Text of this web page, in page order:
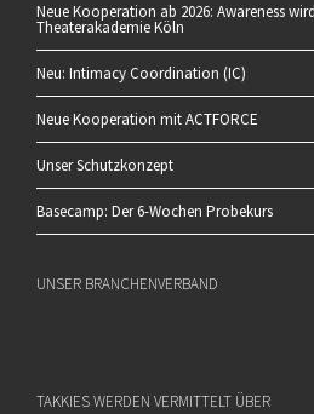
Neue Kooperation ab 2026: Awareness
Theaterakademie Köln
Neu: Intimacy Coordination (IC)
Neue Kooperation mit ACTFORCE
Unser Schutzkonzept
Basecamp: Der 6-Wochen Probekurs
UNSER BRANCHENVERBAND
TAKKIES WERDEN VERMITTELT ÜBER